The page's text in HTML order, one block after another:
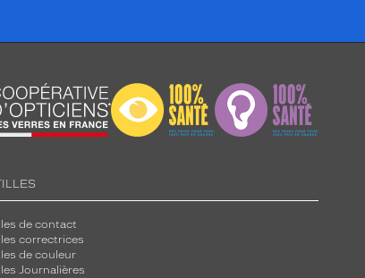
de contact
correctrices
de couleur
Journalières